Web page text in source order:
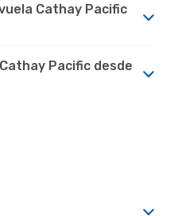
Cathay Pacific
Pacific desde